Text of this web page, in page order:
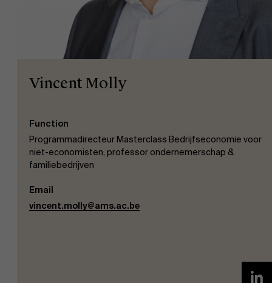
Vincent Molly
Function
Programmadirecteur Masterclass Bedrijfseconomie voor
niet-economisten, professor ondernemerschap &
familiebedrijven
Email
vincent.molly@ams.ac.be